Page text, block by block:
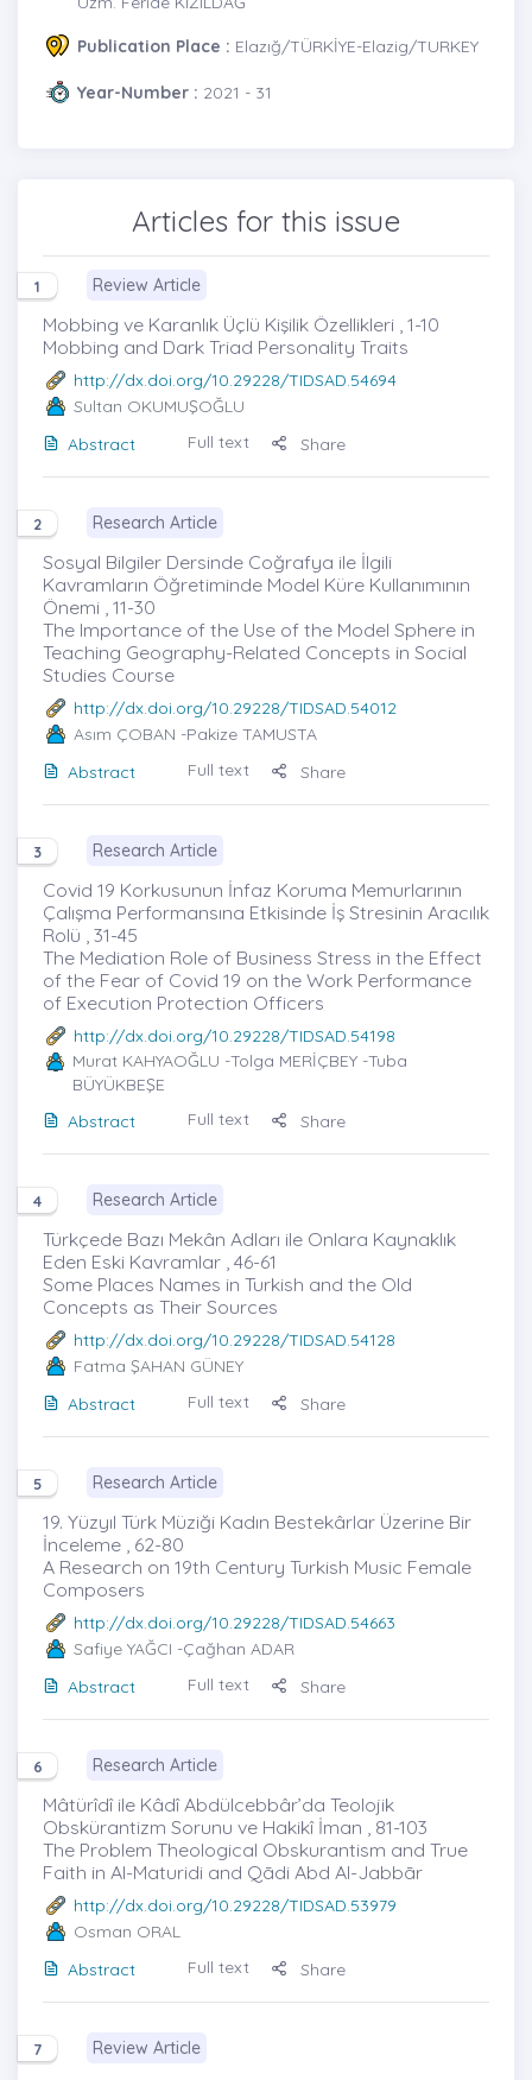
Publication Place : Elazığ/TÜRKİYE-Elazig/TURKEY
Year-Number : 2021 - 31
Articles for this issue
1 Review Article
Mobbing ve Karanlık Üçlü Kişilik Özellikleri , 1-10
Mobbing and Dark Triad Personality Traits
http://dx.doi.org/10.29228/TIDSAD.54694
Sultan OKUMUŞOĞLU
Abstract
Full text Share
2 Research Article
Sosyal Bilgiler Dersinde Coğrafya ile İlgili
Kavramların Öğretiminde Model Küre Kullanımının
Önemi , 11-30
The Importance of the Use of the Model Sphere in
Teaching Geography-Related Concepts in Social
Studies Course
http://dx.doi.org/10.29228/TIDSAD.54012
Asım ÇOBAN -Pakize TAMUSTA
Abstract
Full text Share
3 Research Article
Covid 19 Korkusunun İnfaz Koruma Memurlarının
Çalışma Performansına Etkisinde İş Stresinin Aracılık
Rolü , 31-45
The Mediation Role of Business Stress in the Effect
of the Fear of Covid 19 on the Work Performance
of Execution Protection Officers
http://dx.doi.org/10.29228/TIDSAD.54198
Murat KAHYAOĞLU -Tolga MERİÇBEY -Tuba
BÜYÜKBEŞE
Abstract
Full text Share
4 Research Article
Türkçede Bazı Mekân Adları ile Onlara Kaynaklık
Eden Eski Kavramlar , 46-61
Some Places Names in Turkish and the Old
Concepts as Their Sources
http://dx.doi.org/10.29228/TIDSAD.54128
Fatma ŞAHAN GÜNEY
Abstract
Full text Share
5 Research Article
19. Yüzyıl Türk Müziği Kadın Bestekârlar Üzerine Bir
İnceleme , 62-80
A Research on 19th Century Turkish Music Female
Composers
http://dx.doi.org/10.29228/TIDSAD.54663
Safiye YAĞCI -Çağhan ADAR
Abstract
Full text Share
6 Research Article
Mâtürîdî ile Kâdî Abdülcebbâr’da Teolojik
Obskürantizm Sorunu ve Hakikî İman , 81-103
The Problem Theological Obskurantism and True
Faith in Al-Maturidi and Qādi Abd Al-Jabbār
http://dx.doi.org/10.29228/TIDSAD.53979
Osman ORAL
Abstract
Full text Share
7 Review Article